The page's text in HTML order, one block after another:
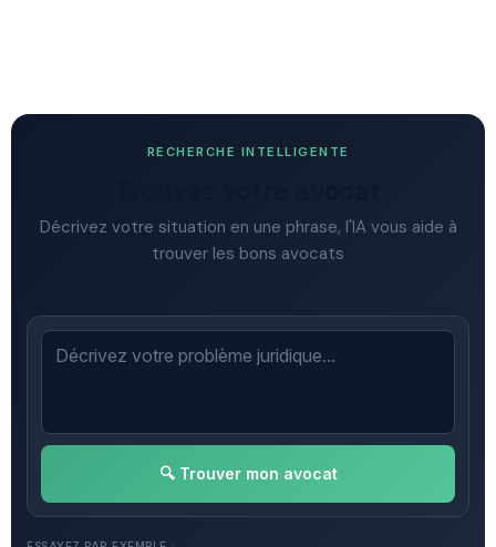
RECHERCHE INTELLIGENTE
Décrivez votre situation en une phrase, l'IA vous aide à
trouver les bons avocats
🔍 Trouver mon avocat